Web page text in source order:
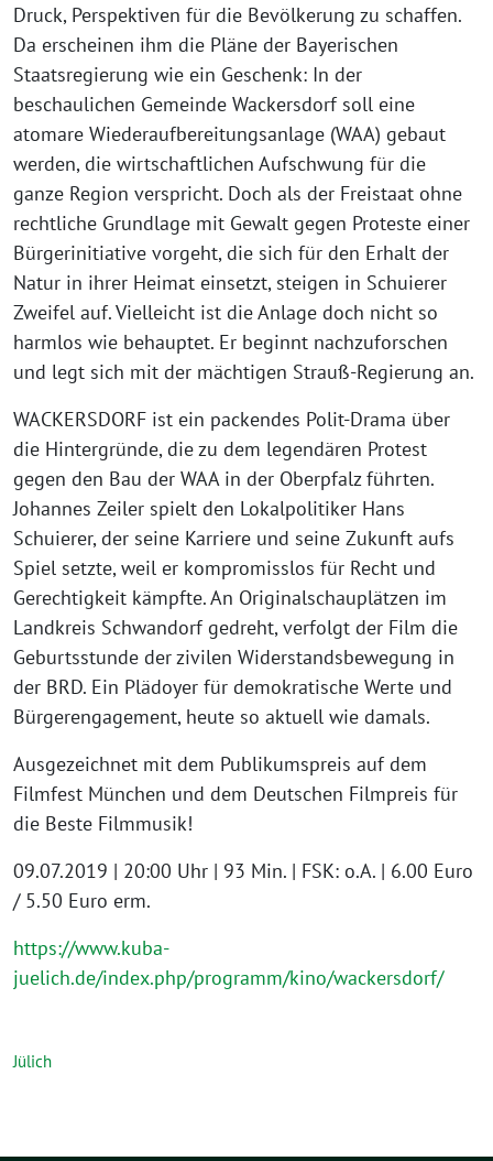
Druck, Perspektiven für die Bevölkerung zu schaffen.
Da erscheinen ihm die Pläne der Bayerischen
Staatsregierung wie ein Geschenk: In der
beschaulichen Gemeinde Wackersdorf soll eine
atomare Wiederaufbereitungsanlage (WAA) gebaut
werden, die wirtschaftlichen Aufschwung für die
ganze Region verspricht. Doch als der Freistaat ohne
rechtliche Grundlage mit Gewalt gegen Proteste einer
Bürgerinitiative vorgeht, die sich für den Erhalt der
Natur in ihrer Heimat einsetzt, steigen in Schuierer
Zweifel auf. Vielleicht ist die Anlage doch nicht so
harmlos wie behauptet. Er beginnt nachzuforschen
und legt sich mit der mächtigen Strauß-Regierung an.
WACKERSDORF ist ein packendes Polit-Drama über
die Hintergründe, die zu dem legendären Protest
gegen den Bau der WAA in der Oberpfalz führten.
Johannes Zeiler spielt den Lokalpolitiker Hans
Schuierer, der seine Karriere und seine Zukunft aufs
Spiel setzte, weil er kompromisslos für Recht und
Gerechtigkeit kämpfte. An Originalschauplätzen im
Landkreis Schwandorf gedreht, verfolgt der Film die
Geburtsstunde der zivilen Widerstandsbewegung in
der BRD. Ein Plädoyer für demokratische Werte und
Bürgerengagement, heute so aktuell wie damals.
Ausgezeichnet mit dem Publikumspreis auf dem
Filmfest München und dem Deutschen Filmpreis für
die Beste Filmmusik!
09.07.2019 | 20:00 Uhr | 93 Min. | FSK: o.A. | 6.00 Euro
/ 5.50 Euro erm.
https://www.kuba-
juelich.de/index.php/programm/kino/wackersdorf/
Jülich